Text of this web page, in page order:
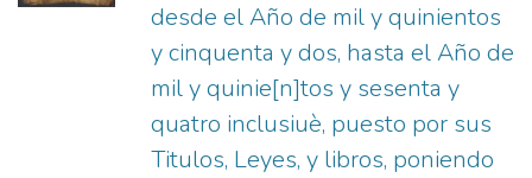
desde el Año de mil y quinientos
y cinquenta y dos, hasta el Año de
mil y quinie[n]tos y sesenta y
quatro inclusiuè, puesto por sus
Titulos, Leyes, y libros, poniendo